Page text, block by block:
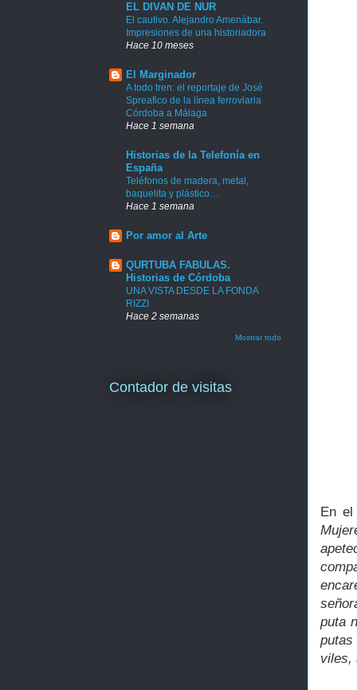
En
puta
putas
viles,
EL DIVAN DE NUR
El cautivo. Alejandro Amenábar.
Impresiones de una historiadora
Hace 10 meses
El Marginador
A todo tren: el reportaje de José
Spreafico de la línea ferroviaria
Córdoba a Málaga
Hace 1 semana
Historias de la Telefonía en
España
Teléfonos de madera, metal,
baquelita y plástico…
Hace 1 semana
Por amor al Arte
QURTUBA FABULAS.
Historias de Córdoba
UNA VISTA DESDE LA FONDA
RIZZI
Hace 2 semanas
Mostrar todo
Contador de visitas